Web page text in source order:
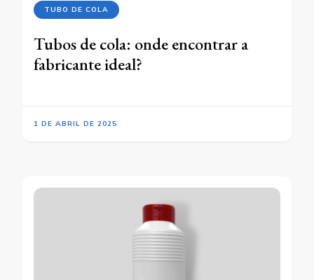
TUBO DE COLA
Tubos de cola: onde encontrar a
fabricante ideal?
1 DE ABRIL DE 2025